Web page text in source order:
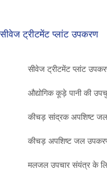
सीवेज ट्रीटमेंट प्लांट उपकरण
सीवेज ट्रीटमेंट प्लांट
औद्योगिक कूड़े पानी की
कीचड़ सांद्रक अपशिष्ट
कीचड़ अपशिष्ट जल
मलजल उपचार संयंत्र के